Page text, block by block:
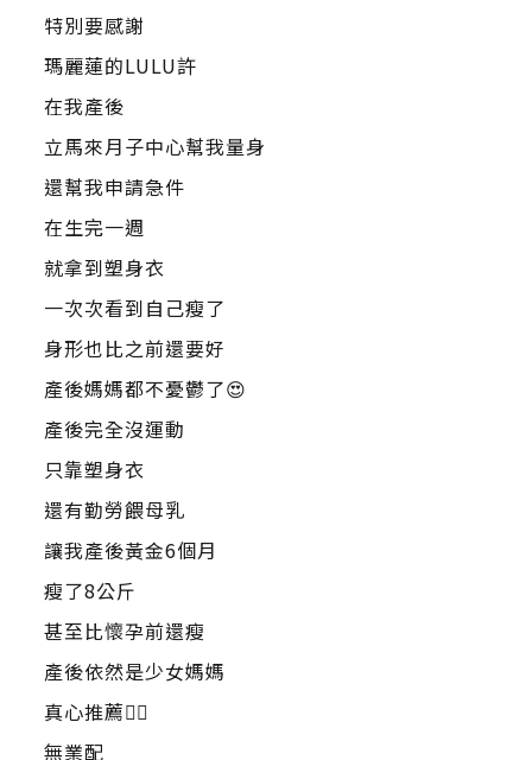
特別要感謝
瑪麗蓮的LULU許
在我產後
立馬來月子中心幫我量身
還幫我申請急件
在生完一週
就拿到塑身衣
一次次看到自己瘦了
身形也比之前還要好
產後媽媽都不憂鬱了😍
產後完全沒運動
只靠塑身衣
還有勤勞餵母乳
讓我產後黃金6個月
瘦了8公斤
甚至比懷孕前還瘦
產後依然是少女媽媽
真心推薦👍🏻
無業配